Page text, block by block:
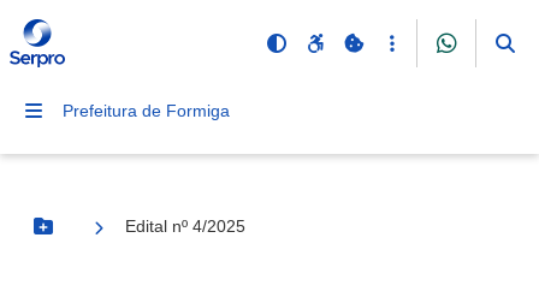
Prefeitura de Formiga
Botão Menu
Edital nº 4/2025